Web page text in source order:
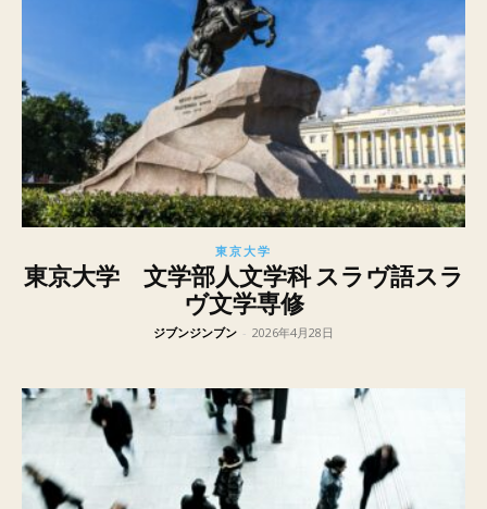
東京大学
東京大学 文学部人文学科 スラヴ語スラ
ヴ文学専修
ジブンジンブン - 2026年4月28日